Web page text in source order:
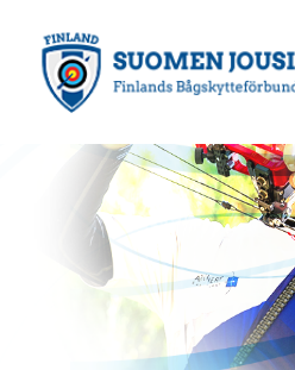
sivun
sisältöön
Suomen